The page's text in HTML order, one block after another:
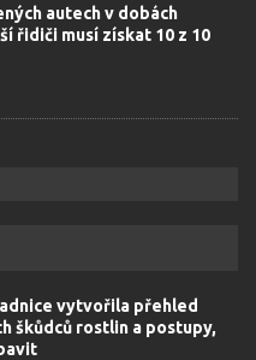
autech v dobách
řidiči musí získat 10 z 10
vytvořila přehled
škůdců rostlin a postupy,